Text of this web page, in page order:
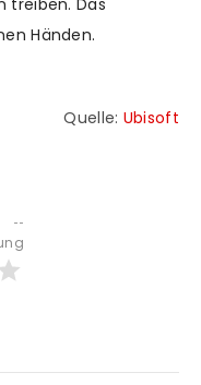
treiben. Das
Händen.
Quelle: Ubisoft